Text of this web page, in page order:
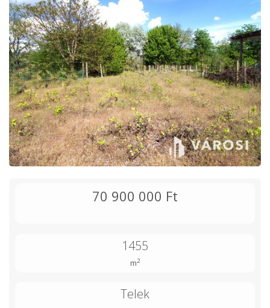
70 900 000 Ft
1455
m2
Telek